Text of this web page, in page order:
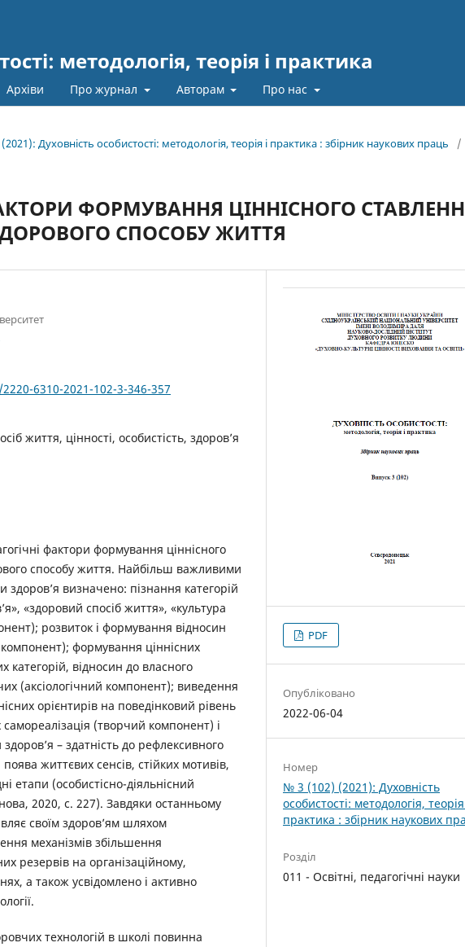
методологія, теорія і практика
Архіви Про журнал Авторам Про нас
Духовність особистості: методологія, теорія і практика : збірник наукових праць
/
ФОРМУВАННЯ ЦІННІСНОГО
СПОСОБУ ЖИТТЯ
6310-2021-102-3-346-357
життя, цінності, особистість, здоров’я
фактори формування ціннісного
способу життя. Найбільш важливими
здоров’я визначено: пізнання категорій
«здоровий спосіб життя», «культура
розвиток і формування відносин
формування ціннісних
категорій, відносин до власного
(аксіологічний компонент); виведення
орієнтирів на поведінковий рівень
(творчий компонент) і
– здатність до рефлексивного
життєвих сенсів, стійких мотивів,
етапи (особистісно-діяльнісний
2020, с. 227). Завдяки останньому
своїм здоров’ям шляхом
механізмів збільшення
резервів на організаційному,
а також усвідомлено і активно
технологій в школі повинна
PDF
Опубліковано
2022-06-04
Номер
№ 3 (102) (2021): Духовність
особистості: методологія, теорія
практика : збірник наукових
Розділ
011 - Освітні, педагогічні науки